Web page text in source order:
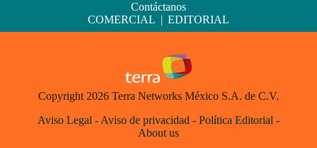
Contáctanos
COMERCIAL | EDITORIAL
Copyright 2026 Terra Networks México S.A. de C.V.
Aviso Legal - Aviso de privacidad - Política Editorial -
About us